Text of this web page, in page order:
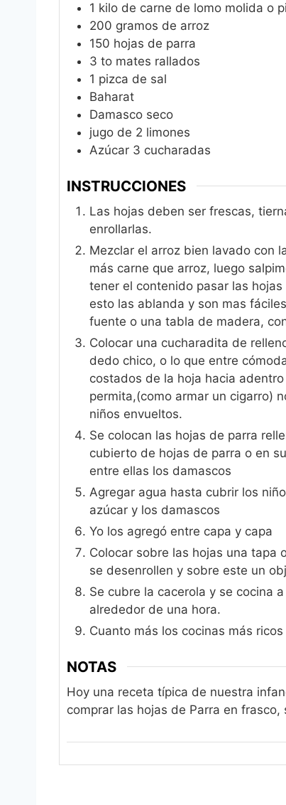
1 kilo de carne de lomo molida o
200 gramos de arroz
150 hojas de parra
3 to mates rallados
1 pizca de sal
Baharat
Damasco seco
jugo de 2 limones
Azúcar 3 cucharadas
INSTRUCCIONES
Las hojas deben ser frescas,
enrollarlas.
Mezclar el arroz bien lavado con
más carne que arroz, luego
tener el contenido pasar las
esto las ablanda y son mas
fuente o una tabla de madera,
Colocar una cucharadita de
dedo chico, o lo que entre
costados de la hoja hacia
permita,(como armar un cigarro)
niños envueltos.
Se colocan las hojas de parra
cubierto de hojas de parra o en
entre ellas los damascos
Agregar agua hasta cubrir los
azúcar y los damascos
Yo los agregó entre capa y capa
Colocar sobre las hojas una tapa
se desenrollen y sobre este un
Se cubre la cacerola y se cocina
alrededor de una hora.
Cuanto más los cocinas más ricos
NOTAS
Hoy una receta típica de nuestra
comprar las hojas de Parra en